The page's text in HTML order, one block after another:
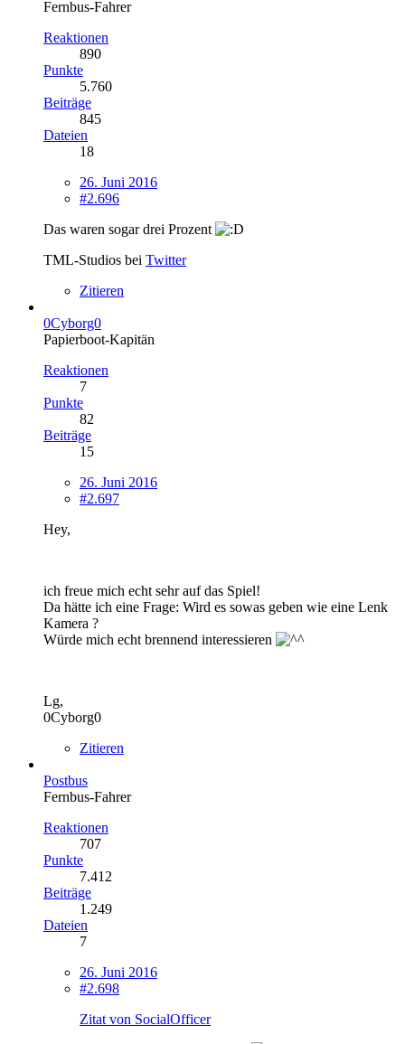
Fernbus-Fahrer
Reaktionen
890
Punkte
5.760
Beiträge
845
Dateien
18
26. Juni 2016
#2.696
Das waren sogar drei Prozent
TML-Studios bei Twitter
Zitieren
0Cyborg0
Papierboot-Kapitän
Reaktionen
7
Punkte
82
Beiträge
15
26. Juni 2016
#2.697
Hey,
ich freue mich echt sehr auf das Spiel!
Da hätte ich eine Frage: Wird es sowas geben wie eine Lenk
Kamera ?
Würde mich echt brennend interessieren
Lg,
0Cyborg0
Zitieren
Postbus
Fernbus-Fahrer
Reaktionen
707
Punkte
7.412
Beiträge
1.249
Dateien
7
26. Juni 2016
#2.698
Zitat von SocialOfficer